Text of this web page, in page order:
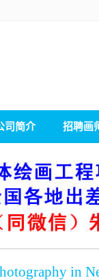
司简介 招聘画
in